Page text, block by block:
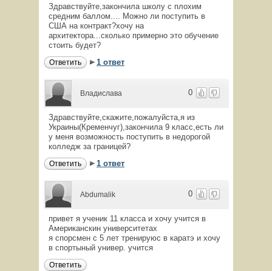
Здравствуйте,закончила школу с плохим
средним баллом.... Можно ли поступить в
США на контракт?хочу на
архитектора...сколько примерно это обучение
стоить будет?
Ответить 1 ответ
0
Владислава
Здравствуйте,скажите,пожалуйста,я из
Украины(Кременчуг),закончила 9 класс,есть ли
у меня возможность поступить в недорогой
колледж за границей?
Ответить 1 ответ
0
Abdumalik
привет я ученик 11 класса и хочу учится в
Американскин университетах
я спорсмен с 5 лет тренируюс в каратэ и хочу
в спортыный универ. учится
Ответить